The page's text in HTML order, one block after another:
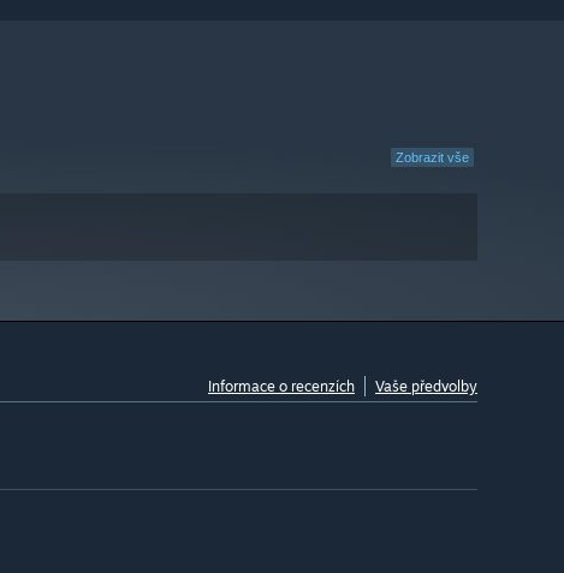
Zobrazit vše
Informace o recenzích Vaše předvolby